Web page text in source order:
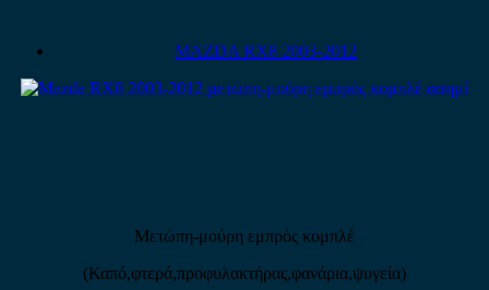
MAZDA RX8 2003-2012
Μετώπη-μούρη εμπρός κομπλέ
(Καπό,φτερά,προφυλακτήρας,φανάρια,ψυγεία)